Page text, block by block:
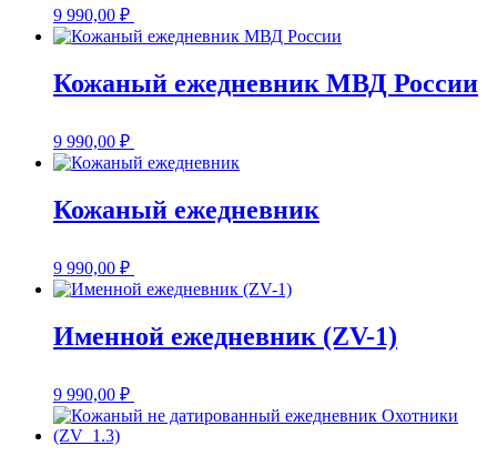
9 990,00 ₽
Кожаный ежедневник МВД России
9 990,00 ₽
Кожаный ежедневник
9 990,00 ₽
Именной ежедневник (ZV-1)
9 990,00 ₽